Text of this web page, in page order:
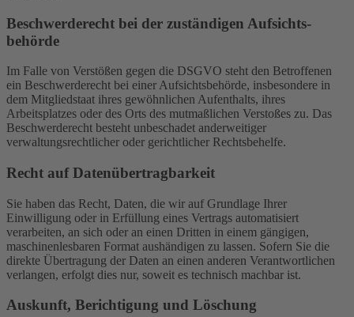
Beschwerde­recht bei der zuständigen Aufsichts­
behörde
Im Falle von Verstößen gegen die DSGVO steht den Betroffenen
ein Beschwerderecht bei einer Aufsichtsbehörde, insbesondere in
dem Mitgliedstaat ihres gewöhnlichen Aufenthalts, ihres
Arbeitsplatzes oder des Orts des mutmaßlichen Verstoßes zu. Das
Beschwerderecht besteht unbeschadet anderweitiger
verwaltungsrechtlicher oder gerichtlicher Rechtsbehelfe.
Recht auf Daten­übertrag­barkeit
Sie haben das Recht, Daten, die wir auf Grundlage Ihrer
Einwilligung oder in Erfüllung eines Vertrags automatisiert
verarbeiten, an sich oder an einen Dritten in einem gängigen,
maschinenlesbaren Format aushändigen zu lassen. Sofern Sie die
direkte Übertragung der Daten an einen anderen Verantwortlichen
verlangen, erfolgt dies nur, soweit es technisch machbar ist.
Auskunft, Berichtigung und Löschung